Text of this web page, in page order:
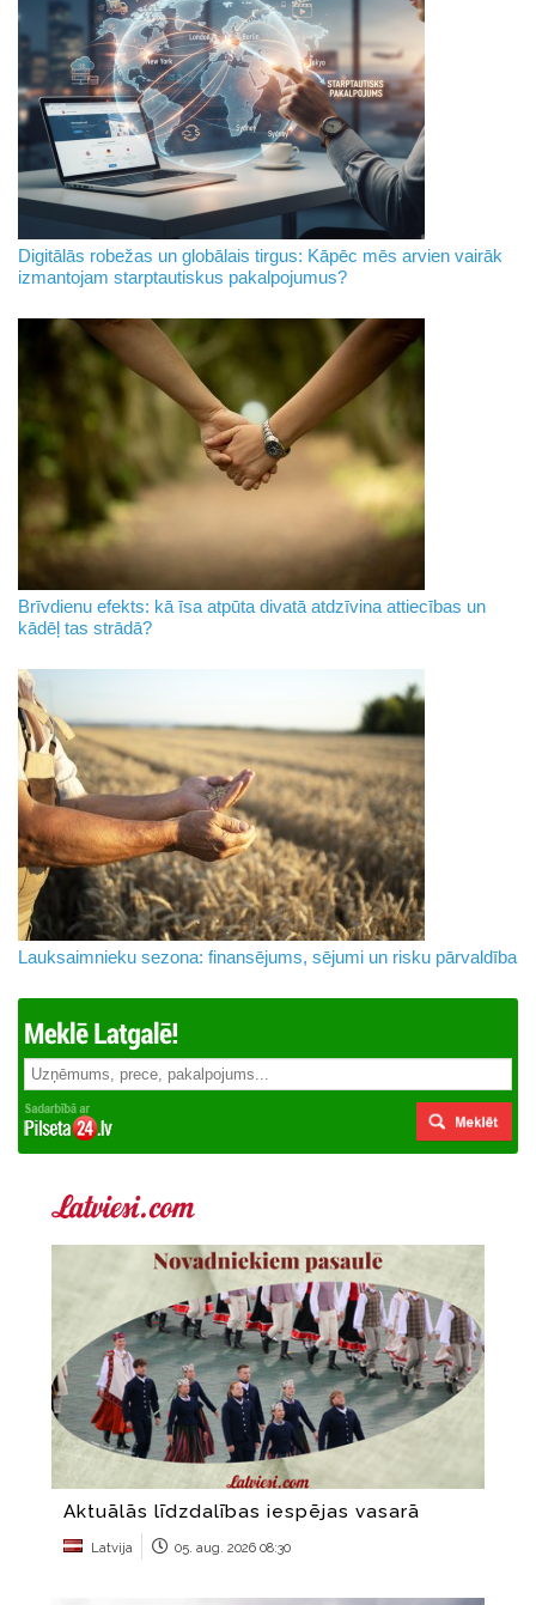
Digitālās robežas un globālais tirgus: Kāpēc mēs arvien vairāk
izmantojam starptautiskus pakalpojumus?
Brīvdienu efekts: kā īsa atpūta divatā atdzīvina attiecības un
kādēļ tas strādā?
Lauksaimnieku sezona: finansējums, sējumi un risku pārvaldība